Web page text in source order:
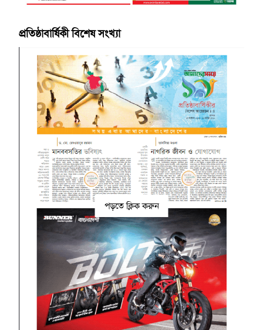
প্রতিষ্ঠাবার্ষিকী বিশেষ সংখ্যা
পড়তে ক্লিক করুন